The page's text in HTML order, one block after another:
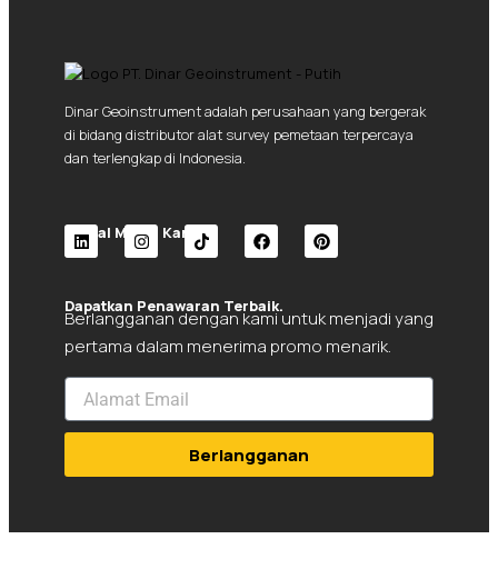
Dinar Geoinstrument adalah perusahaan yang bergerak
di bidang distributor alat survey pemetaan terpercaya
dan terlengkap di Indonesia.
Social Media Kami.
L
n
k
e
d
n
I
s
t
a
g
a
m
T
k
t
o
k
F
c
e
b
o
k
P
t
e
r
s
Dapatkan Penawaran Terbaik.
Berlangganan dengan kami untuk menjadi yang
pertama dalam menerima promo menarik.
Berlangganan